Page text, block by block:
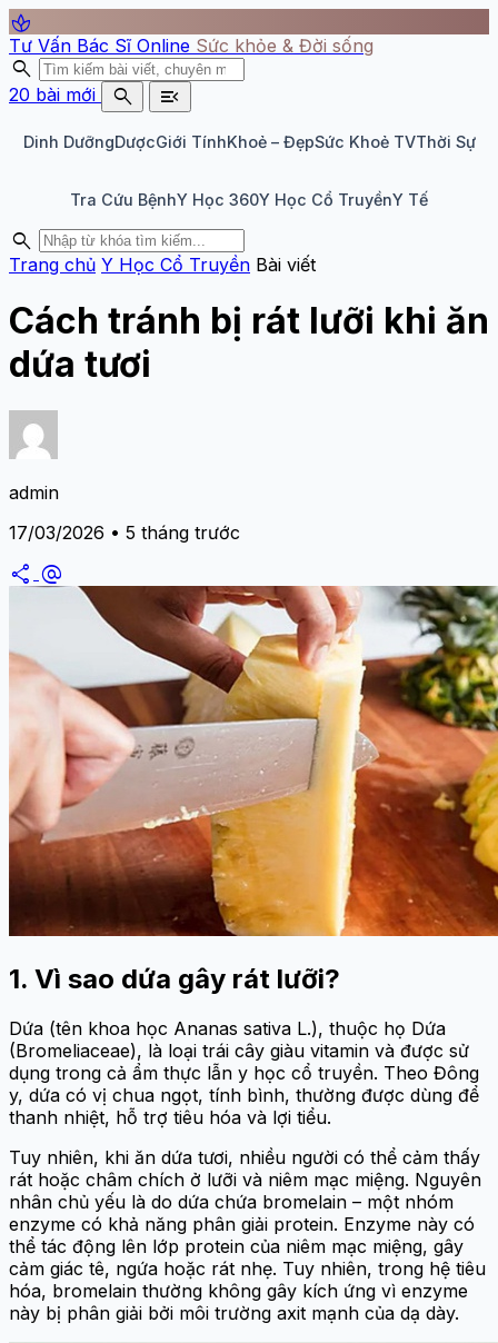
spa
Tư Vấn Bác Sĩ Online Sức khỏe & Đời sống
search
20 bài mới search menu_open
Dinh DưỡngDượcGiới TínhKhoẻ – ĐẹpSức Khoẻ TVThời Sự
Tra Cứu BệnhY Học 360Y Học Cổ TruyềnY Tế
search
Trang chủ Y Học Cổ Truyền Bài viết
Cách tránh bị rát lưỡi khi ăn
dứa tươi
admin
17/03/2026 • 5 tháng trước
share alternate_email
1. Vì sao dứa gây rát lưỡi?
Dứa (tên khoa học Ananas sativa L.), thuộc họ Dứa
(Bromeliaceae), là loại trái cây giàu vitamin và được sử
dụng trong cả ẩm thực lẫn y học cổ truyền. Theo Đông
y, dứa có vị chua ngọt, tính bình, thường được dùng để
thanh nhiệt, hỗ trợ tiêu hóa và lợi tiểu.
Tuy nhiên, khi ăn dứa tươi, nhiều người có thể cảm thấy
rát hoặc châm chích ở lưỡi và niêm mạc miệng. Nguyên
nhân chủ yếu là do dứa chứa bromelain – một nhóm
enzyme có khả năng phân giải protein. Enzyme này có
thể tác động lên lớp protein của niêm mạc miệng, gây
cảm giác tê, ngứa hoặc rát nhẹ. Tuy nhiên, trong hệ tiêu
hóa, bromelain thường không gây kích ứng vì enzyme
này bị phân giải bởi môi trường axit mạnh của dạ dày.